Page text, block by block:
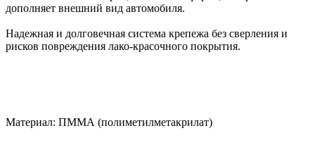
дополняет внешний вид автомобиля.
Надежная и долговечная система крепежа без сверления и
рисков повреждения лако-красочного покрытия.
Материал: ПММА (полиметилметакрилат)